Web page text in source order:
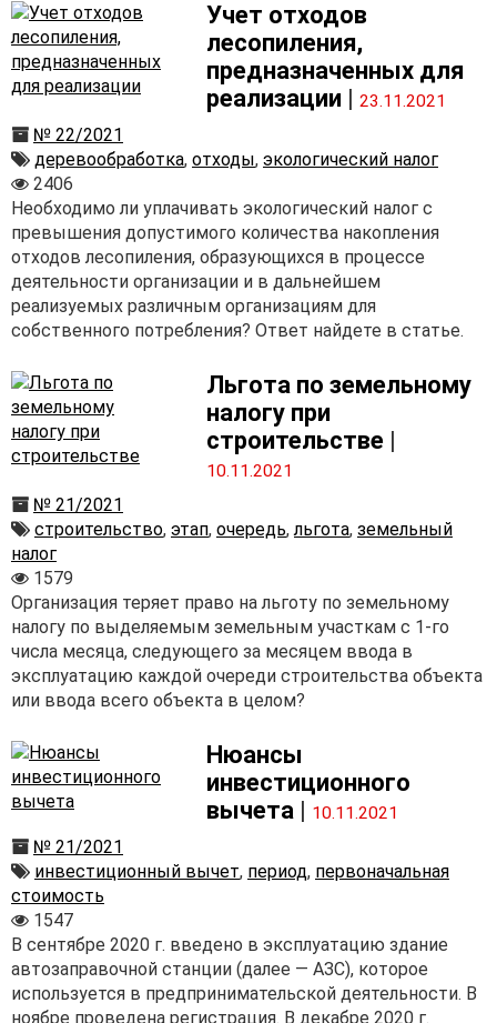
Учет отходов
лесопиления,
предназначенных для
реализации |23.11.2021
№ 22/2021
деревообработка, отходы, экологический налог
2406
Необходимо ли уплачивать экологический налог с
превышения допустимого количества накопления
отходов лесопиления, образующихся в процессе
деятельности организации и в дальнейшем
реализуемых различным организациям для
собственного потребления? Ответ найдете в статье.
Льгота по земельному
налогу при
строительстве
10.11.2021
№ 21/2021
строительство, этап, очередь,льгота, земельный
налог
1579
Организация теряет право на льготу по земельному
налогу по выделяемым земельным участкам с 1-го
числа месяца, следующего за месяцем ввода в
эксплуатацию каждой очереди строительства объекта
или ввода всего объекта в целом?
Нюансы
инвестиционного
вычета
10.11.2021
№ 21/2021
инвестиционный вычет, период, первоначальная
стоимость
1547
В сентябре 2020 г. введено в эксплуатацию здание
автозаправочной станции (далее — АЗС), которое
используется в предпринимательской деятельности. В
ноябре проведена регистрация. В декабре 2020 г.